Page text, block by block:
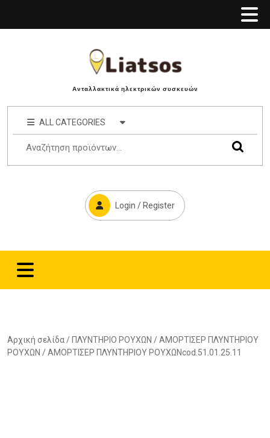
Ανταλλακτικά ηλεκτρικών συσκευών
ALL CATEGORIES
Login / Register
Αρχική σελίδα / ΠΛΥΝΤΗΡΙΟ ΡΟΥΧΩΝ /ΑΜΟΡΤΙΣΕΡ ΠΛΥΝΤΗΡΙΟΥ
ΡΟΥΧΩΝ / ΑΜΟΡΤΙΣΕΡ ΠΛΥΝΤΗΡΙΟΥ ΡΟΥΧΩΝcod.51.01.25.11